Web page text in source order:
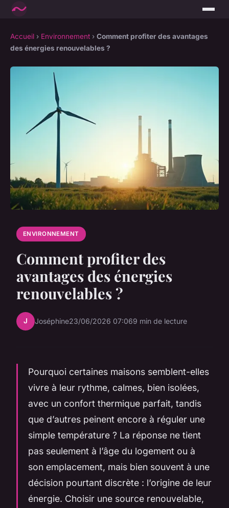
Accueil › Environnement › Comment profiter des avantages
des énergies renouvelables ?
ENVIRONNEMENT
Comment profiter des
avantages des énergies
renouvelables ?
J Joséphine23/06/2026 07:069 min de lecture
Pourquoi certaines maisons semblent-elles
vivre à leur rythme, calmes, bien isolées,
avec un confort thermique parfait, tandis
que d’autres peinent encore à réguler une
simple température ? La réponse ne tient
pas seulement à l’âge du logement ou à
son emplacement, mais bien souvent à une
décision pourtant discrète : l’origine de leur
énergie. Choisir une source renouvelable,